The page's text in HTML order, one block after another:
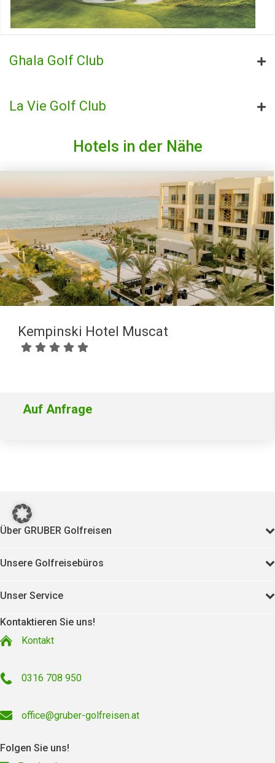
Ghala Golf Club
La Vie Golf Club
Hotels in der Nähe
Kempinski Hotel Muscat
Auf Anfrage
Über GRUBER Golfreisen
Unsere Golfreisebüros
Unser Service
Kontaktieren Sie uns!
Kontakt
0316 708 950
office@gruber-golfreisen.at
Folgen Sie uns!